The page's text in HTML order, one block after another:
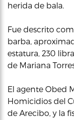
herida de bala.
Fue descrito
barba,
estatura, 230
de Mariana
El agente Obed
Homicidios del
de Arecibo, y la